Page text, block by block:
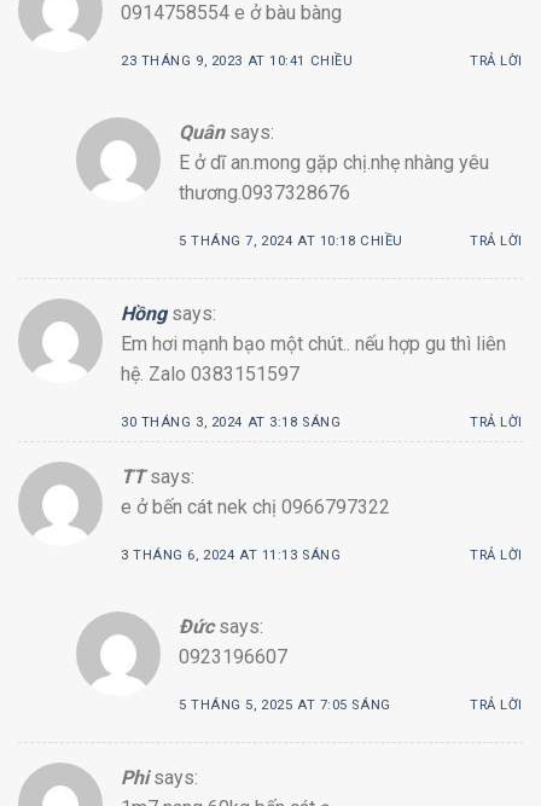
0914758554 e ở bàu bàng
23 THÁNG 9, 2023 AT 10:41 CHIỀU TRẢ LỜI
Quân says:
E ở dĩ an.mong gặp chị.nhẹ nhàng yêu
thương.0937328676
5 THÁNG 7, 2024 AT 10:18 CHIỀU TRẢ LỜI
Hồng says:
Em hơi mạnh bạo một chút.. nếu hợp gu thì liên
hệ. Zalo 0383151597
30 THÁNG 3, 2024 AT 3:18 SÁNG TRẢ LỜI
TT says:
e ở bến cát nek chị 0966797322
3 THÁNG 6, 2024 AT 11:13 SÁNG TRẢ LỜI
Đức says:
0923196607
5 THÁNG 5, 2025 AT 7:05 SÁNG TRẢ LỜI
Phi says: